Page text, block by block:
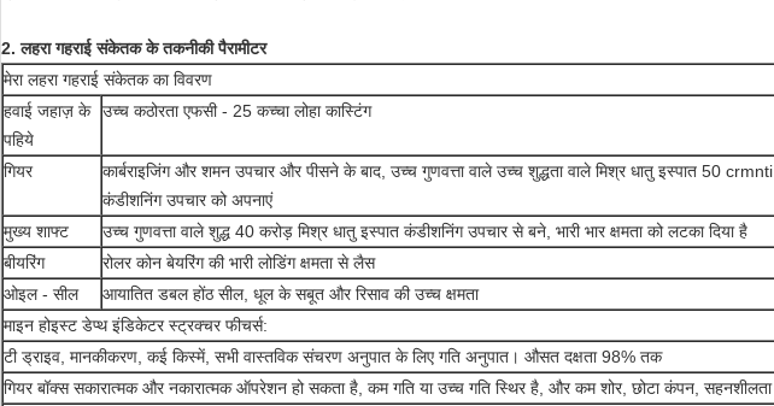
2. लहरा गहराई संकेतक के तकनीकी पैरामीटर
मेरा लहरा गहराई संकेतक का विवरण
हवाई जहाज़ के
पहिये
उच्च कठोरता एफसी - 25 कच्चा लोहा कास्टिंग
गियर
कार्बराइजिंग और शमन उपचार और पीसने के बाद, उच्च गुणवत्ता वाले उच्च शुद्धता वाले मिश्र धातु इस्पात 50 crmnti
कंडीशनिंग उपचार को अपनाएं
मुख्य शाफ्ट
उच्च गुणवत्ता वाले शुद्ध 40 करोड़ मिश्र धातु इस्पात कंडीशनिंग उपचार से बने, भारी भार क्षमता को लटका दिया है
बीयरिंग
रोलर कोन बेयरिंग की भारी लोडिंग क्षमता से लैस
ओइल - सील
आयातित डबल होंठ सील, धूल के सबूत और रिसाव की उच्च क्षमता
माइन होइस्ट डेप्थ इंडिकेटर स्ट्रक्चर फीचर्स:
टी ड्राइव, मानकीकरण, कई किस्में, सभी वास्तविक संचरण अनुपात के लिए गति अनुपात। औसत दक्षता 98% तक
गियर बॉक्स सकारात्मक और नकारात्मक ऑपरेशन हो सकता है, कम गति या उच्च गति स्थिर है, और कम शोर, छोटा कंपन, सहनशीलता